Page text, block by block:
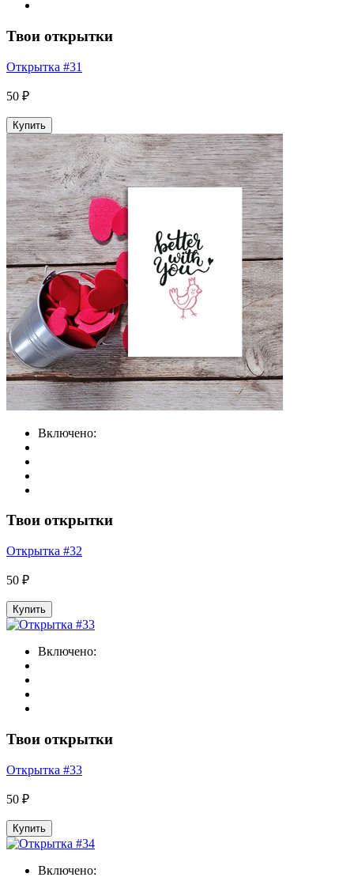
Твои открытки
Открытка #31
50 ₽
Купить
Включено:
Твои открытки
Открытка #32
50 ₽
Купить
Включено:
Твои открытки
Открытка #33
50 ₽
Купить
Включено: